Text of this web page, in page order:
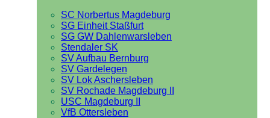
SC Norbertus Magdeburg
SG Einheit Staßfurt
SG GW Dahlenwarsleben
Stendaler SK
SV Aufbau Bernburg
SV Gardelegen
SV Lok Aschersleben
SV Rochade Magdeburg II
USC Magdeburg II
VfB Ottersleben